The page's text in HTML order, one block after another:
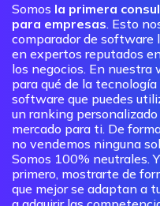
Somos la primera
para empresas. Esto
comparador de software
en expertos reputados
los negocios. En nuestra
para qué de la
software que puedes
un ranking
mercado para ti. De
no vendemos ninguna
Somos 100% neutrales.
primero, mostrarte de
que mejor se adaptan a